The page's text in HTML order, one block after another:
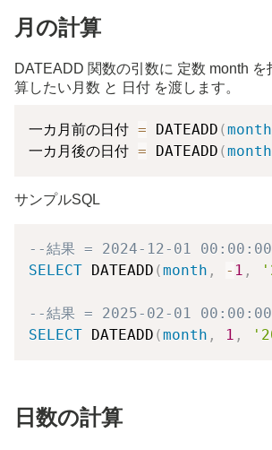
月の計算
DATEADD 関数の引数に 定数 month
算したい月数 と 日付 を渡します。
一カ月前の日付 = DATEADD (month
一カ月後の日付 = DATEADD (month
サンプルSQL
--結果 = 2024-12-01
SELECT DATEADD (month , - 1 ,
--結果 = 2025-02-01
SELECT DATEADD (month , 1 ,
日数の計算